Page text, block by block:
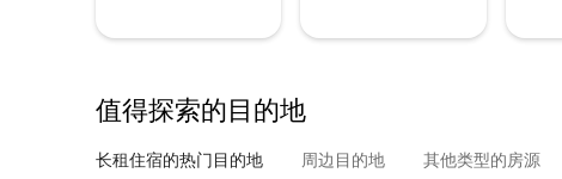
值得探索的目的地
长租住宿的热门目的地 周边目的地 其他类型的房源